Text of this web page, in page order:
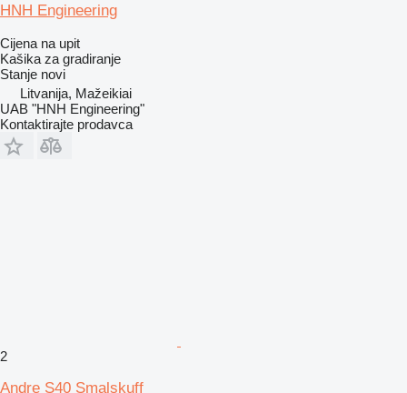
HNH Engineering
Cijena na upit
Kašika za gradiranje
Stanje novi
Litvanija, Mažeikiai
UAB "HNH Engineering"
Kontaktirajte prodavca
2
Andre S40 Smalskuff